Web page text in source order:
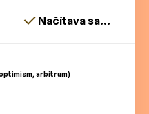
Načítava sa...
arbitrum)